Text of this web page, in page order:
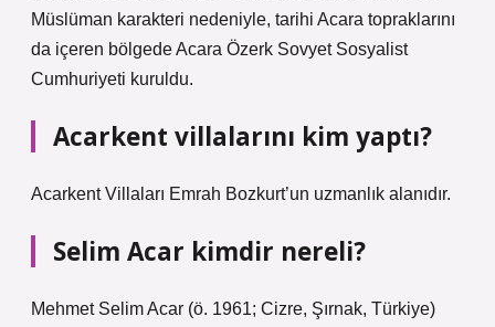
Müslüman karakteri nedeniyle, tarihi Acara topraklarını
da içeren bölgede Acara Özerk Sovyet Sosyalist
Cumhuriyeti kuruldu.
Acarkent villalarını kim yaptı?
Acarkent Villaları Emrah Bozkurt’un uzmanlık alanıdır.
Selim Acar kimdir nereli?
Mehmet Selim Acar (ö. 1961; Cizre, Şırnak, Türkiye)